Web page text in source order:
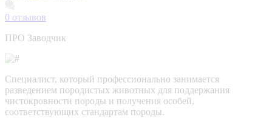
0 отзывов
ПРО Заводчик
Специалист, который профессионально занимается
разведением породистых животных для поддержания
чистокровности породы и получения особей,
соответствующих стандартам породы.